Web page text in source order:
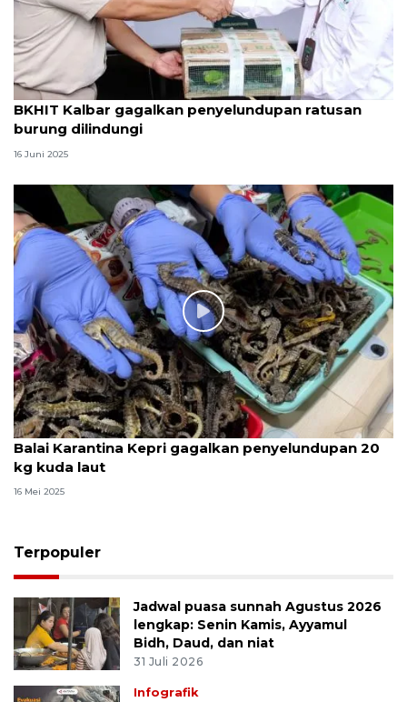
BKHIT Kalbar gagalkan penyelundupan ratusan
burung dilindungi
16 Juni 2025
Balai Karantina Kepri gagalkan penyelundupan 20
kg kuda laut
16 Mei 2025
Terpopuler
Jadwal puasa sunnah Agustus 2026
lengkap: Senin Kamis, Ayyamul
Bidh, Daud, dan niat
31 Juli 2026
Infografik